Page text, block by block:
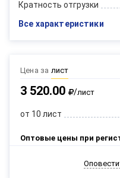
Кратность отгрузки
Все характеристики
Цена за лист
3 520.00 /лист
от 10 лист
Оптовые цены при